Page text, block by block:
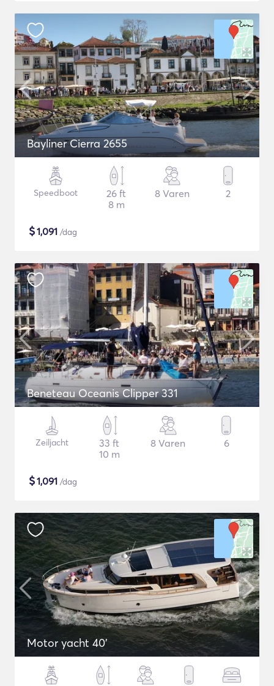
Bayliner Cierra 2655
Speedboot
26 ft
8 m
8 Varen 2
$1,091 /dag
Beneteau Oceanis Clipper 331
Zeiljacht
33 ft
10 m
8 Varen 6
$1,091 /dag
Motor yacht 40'